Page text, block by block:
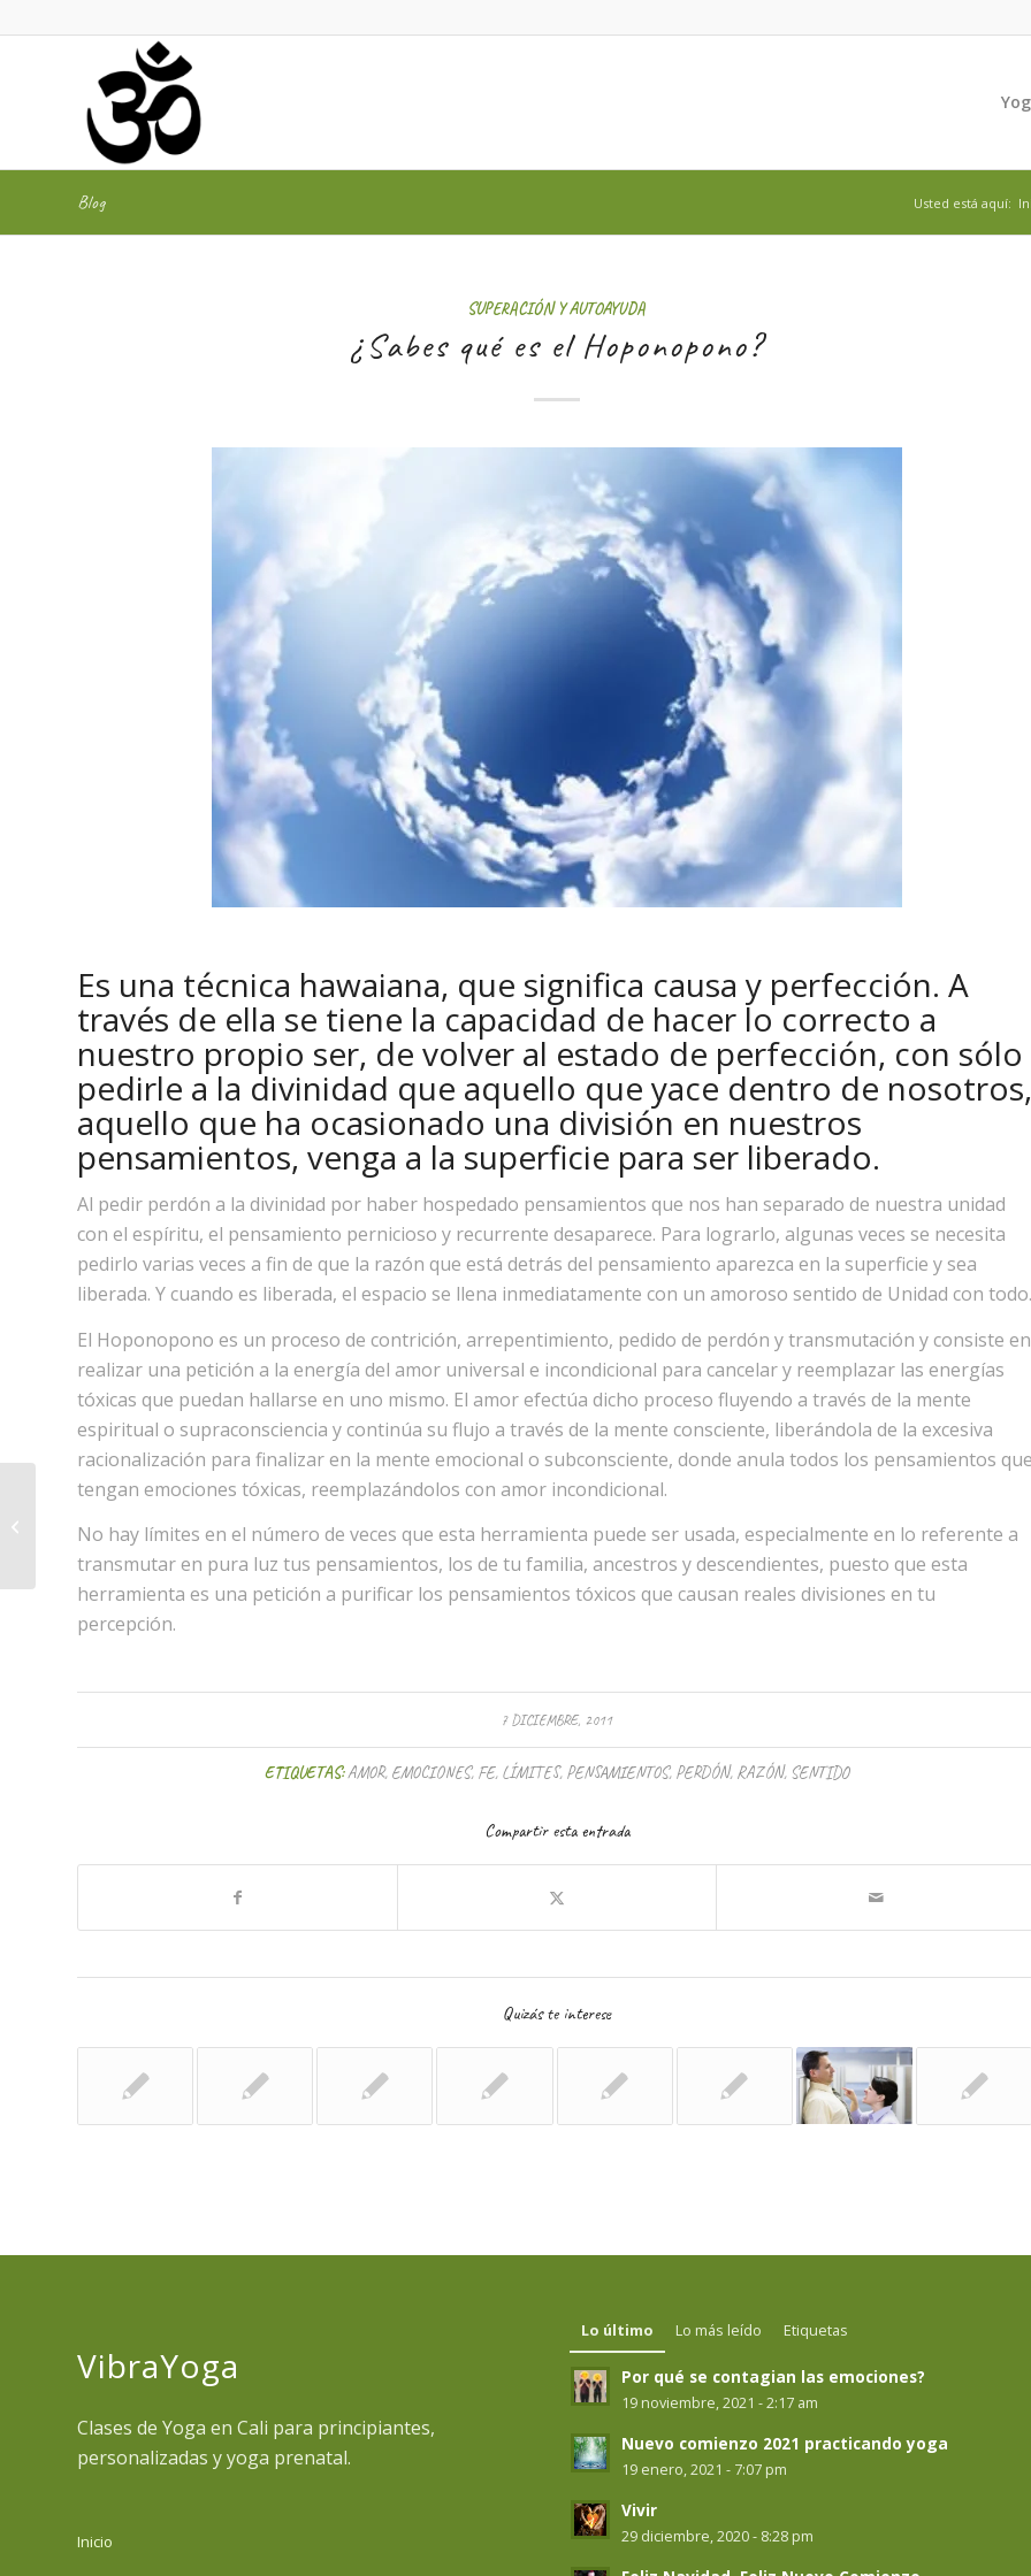
Blog Usted está aquí:
SUPERACIÓN Y AUTOAYUDA
¿Sabes qué es el Hoponopono?
Es una técnica hawaiana, que significa causa y perfección. A
través de ella se tiene la capacidad de hacer lo correcto a
nuestro propio ser, de volver al estado de perfección, con sólo
pedirle a la divinidad que aquello que yace dentro de nosotros,
aquello que ha ocasionado una división en nuestros
pensamientos, venga a la superficie para ser liberado.
Al pedir perdón a la divinidad por haber hospedado pensamientos que nos han separado de nuestra unidad
con el espíritu, el pensamiento pernicioso y recurrente desaparece. Para lograrlo, algunas veces se necesita
pedirlo varias veces a fin de que la razón que está detrás del pensamiento aparezca en la superficie y sea
liberada. Y cuando es liberada, el espacio se llena inmediatamente con un amoroso sentido de Unidad con todo.
El Hoponopono es un proceso de contrición, arrepentimiento, pedido de perdón y transmutación y consiste en
realizar una petición a la energía del amor universal e incondicional para cancelar y reemplazar las energías
tóxicas que puedan hallarse en uno mismo. El amor efectúa dicho proceso fluyendo a través de la mente
espiritual o supraconsciencia y continúa su flujo a través de la mente consciente, liberándola de la excesiva
racionalización para finalizar en la mente emocional o subconsciente, donde anula todos los pensamientos que
tengan emociones tóxicas, reemplazándolos con amor incondicional.
No hay límites en el número de veces que esta herramienta puede ser usada, especialmente en lo referente a
transmutar en pura luz tus pensamientos, los de tu familia, ancestros y descendientes, puesto que esta
herramienta es una petición a purificar los pensamientos tóxicos que causan reales divisiones en tu
percepción.
7 DICIEMBRE, 2011
ETIQUETAS:AMOR, EMOCIONES, FE, LÍMITES, PENSAMIENTOS, PERDÓN, RAZÓN, SENTIDO
Compartir esta entrada
Quizás te interese
VibraYoga
Clases de Yoga en Cali para principiantes,
personalizadas y yoga prenatal.
Inicio
Lo último Lo más leído Etiquetas
Por qué se contagian las emociones?
19 noviembre, 2021 - 2:17 am
Nuevo comienzo 2021 practicando yoga
19 enero, 2021 - 7:07 pm
Vivir
29 diciembre, 2020 - 8:28 pm
a tu computador